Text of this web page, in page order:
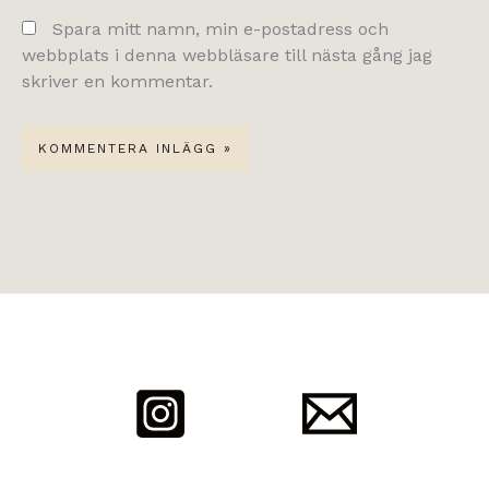
Spara mitt namn, min e-postadress och
webbplats i denna webbläsare till nästa gång jag
skriver en kommentar.